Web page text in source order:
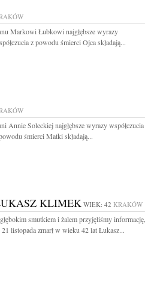
Markowi Łubkowi najgłębsze wyrazy
z powodu śmierci Ojca składają...
Annie Soleckiej najgłębsze wyrazy współczucia
śmierci Matki składają...
KLIMEKWIEK: 42 KRAKÓW
smutkiem i żalem przyjęliśmy informację,
21 listopada zmarł w wieku 42 lat Łukasz...